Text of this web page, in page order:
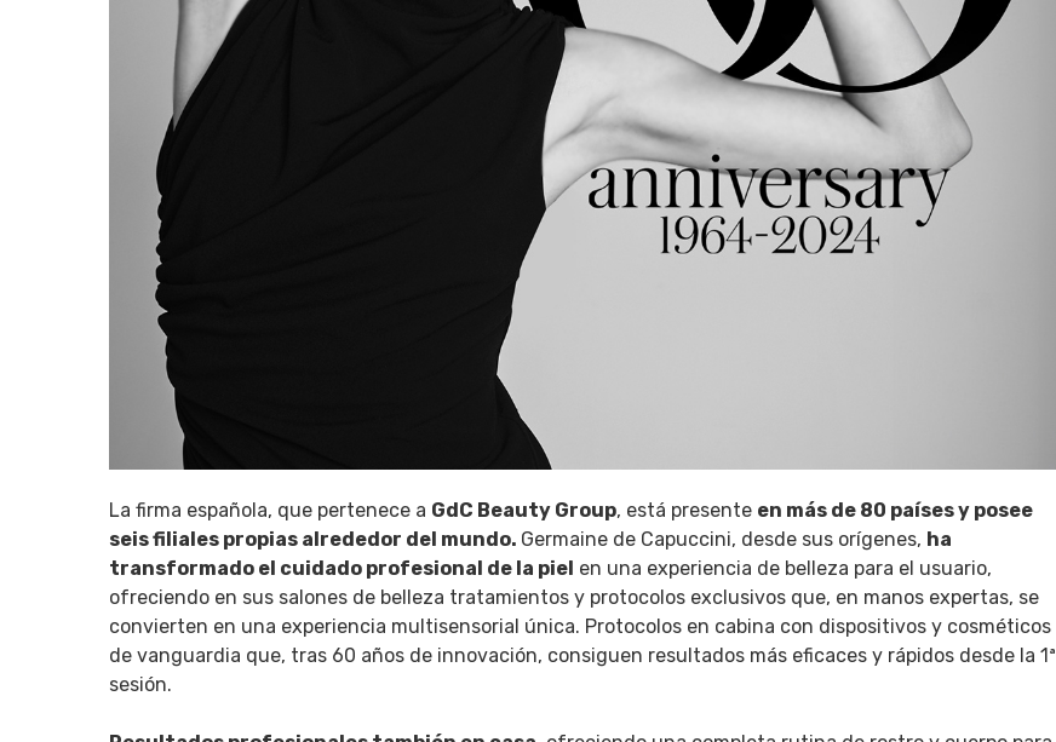
La firma española, que pertenece a GdC Beauty Group, está presente en más de 80 países y posee
seis filiales propias alrededor del mundo. Germaine de Capuccini, desde sus orígenes, ha
transformado el cuidado profesional de la piel en una experiencia de belleza para el usuario,
ofreciendo en sus salones de belleza tratamientos y protocolos exclusivos que, en manos expertas, se
convierten en una experiencia multisensorial única. Protocolos en cabina con dispositivos y cosméticos
de vanguardia que, tras 60 años de innovación, consiguen resultados más eficaces y rápidos desde la 1ª
sesión.